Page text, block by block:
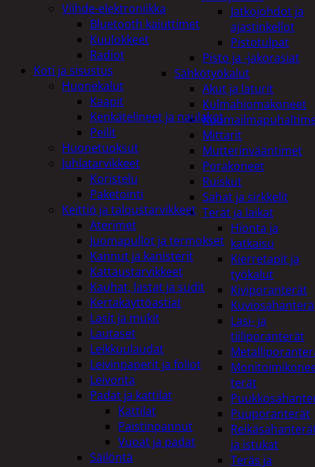
Jatkojohdot ja
ajastinkellot
Pistotulpat
Pisto ja -jakorasiat
Sähkötyökalut
Akut ja laturit
Kulmahiomakoneet
Mittarit
Mutterinvääntimet
Porakoneet
Ruiskut
Sahat ja sirkkelit
Terät ja laikat
Hionta ja
katkaisu
Kierretapit ja
työkalut
Kiviporanterät
Kuviosahanterä
Lasi- ja
tiiliporanterät
terät
Puuporanterät
ja istukat
Teräs ja
Viihde-elektroniikka
Bluetooth kaiuttimet
Kuulokkeet
Radiot
Koti ja sisustus
Huonekalut
Kaapit
Kenkätelineet ja naulakot
Peilit
Huonetuoksut
Juhlatarvikkeet
Koristelu
Paketointi
Keittiö ja taloustarvikkeet
Aterimet
Juomapullot ja termokset
Kannut ja kanisterit
Kattaustarvikkeet
Kauhat, lastat ja sudit
Kertakäyttöastiat
Lasit ja mukit
Lautaset
Leikkuulaudat
Leivinpaperit ja foliot
Leivonta
Padat ja kattilat
Kattilat
Paistinpannut
Vuoat ja padat
Säilöntä